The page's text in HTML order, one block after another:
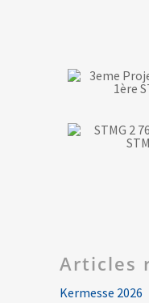
Articles
Kermesse 2026